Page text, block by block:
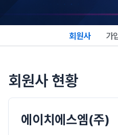
회원사 가
회원사 현황
에이치에스엠(주)